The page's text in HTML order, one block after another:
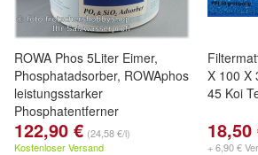
ROWA Phos 5Liter Eimer,
Phosphatadsorber, ROWAphos
leistungsstarker
Phosphatentferner
122,90 € (24,58 €/l)
Kostenloser Versand
X 100 X
45 Koi
18,50
+ 6,90 €